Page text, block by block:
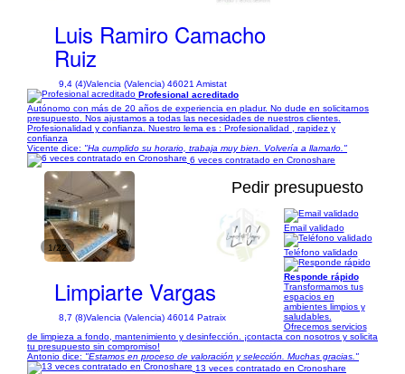
Luis Ramiro Camacho
Ruiz
9,4 (4)Valencia (Valencia) 46021 Amistat
Profesional acreditado
Autónomo con más de 20 años de experiencia en pladur. No dude en solicitarnos
presupuesto. Nos ajustamos a todas las necesidades de nuestros clientes.
Profesionalidad y confianza. Nuestro lema es : Profesionalidad , rapidez y
confianza
Vicente dice: "Ha cumplido su horario, trabaja muy bien. Volvería a llamarlo."
6 veces contratado en Cronoshare
1/22
Pedir presupuesto
Limpiarte Vargas
8,7 (8)Valencia (Valencia) 46014 Patraix
Email validado
Teléfono validado
Responde rápido
Transformamos tus
espacios en
ambientes limpios y
saludables.
Ofrecemos servicios
de limpieza a fondo, mantenimiento y desinfección. ¡contacta con nosotros y solicita
tu presupuesto sin compromiso!
Antonio dice: "Estamos en proceso de valoración y selección. Muchas gracias."
13 veces contratado en Cronoshare